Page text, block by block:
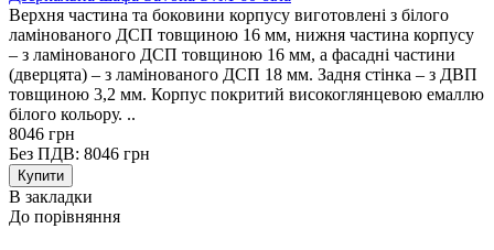
Верхня частина та боковини корпусу виготовлені з білого
ламінованого ДСП товщиною 16 мм, нижня частина корпусу
– з ламінованого ДСП товщиною 16 мм, а фасадні частини
(дверцята) – з ламінованого ДСП 18 мм. Задня стінка – з ДВП
товщиною 3,2 мм. Корпус покритий високоглянцевою емаллю
білого кольору. ..
8046 грн
Без ПДВ: 8046 грн
В закладки
До порівняння